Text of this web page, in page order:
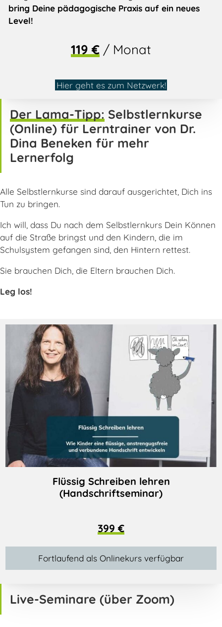
bring Deine pädagogische Praxis auf ein neues
Level!
119 € / Monat
Hier geht es zum Netzwerk!
Der Lama-Tipp: Selbstlernkurse
(Online) für Lerntrainer von Dr.
Dina Beneken für mehr
Lernerfolg
Alle Selbstlernkurse sind darauf ausgerichtet, Dich ins
Tun zu bringen.
Ich will, dass Du nach dem Selbstlernkurs Dein Können
auf die Straße bringst und den Kindern, die im
Schulsystem gefangen sind, den Hintern rettest.
Sie brauchen Dich, die Eltern brauchen Dich.
Leg los!
Flüssig Schreiben lehren
(Handschriftseminar)
399 €
Fortlaufend als Onlinekurs verfügbar
Live-Seminare (über Zoom)